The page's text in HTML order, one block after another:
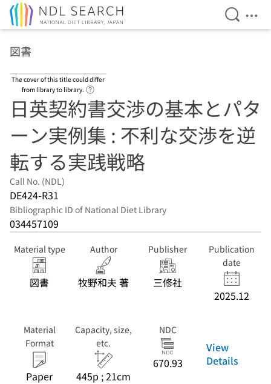
Open
図書
The cover of this title could differ
from library to library.
日英契約書交渉の基本とパタ
ーン実例集 : 不利な交渉を逆
転する実践戦略
Call No. (NDL)
DE424-R31
Bibliographic ID of National Diet Library
034457109
Material type
図書
Author
牧野和夫 著
Publisher
三修社
Publication
date
2025.12
Material
Format
Paper
Capacity, size,
etc.
445p ; 21cm
NDC
670.93
View
Details